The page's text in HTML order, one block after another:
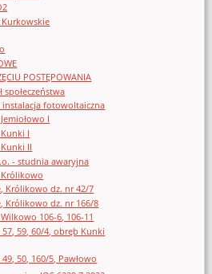
POSTĘPOWANIA
społeczeństwa
instalacja fotowoltaiczna
I
I
II
- studnia awaryjna
Królikowo dz. nr 42/7
Królikowo dz. nr 166/8
106-6, 106-11
59, 60/4, obręb Kunki
50, 160/5, Pawłowo